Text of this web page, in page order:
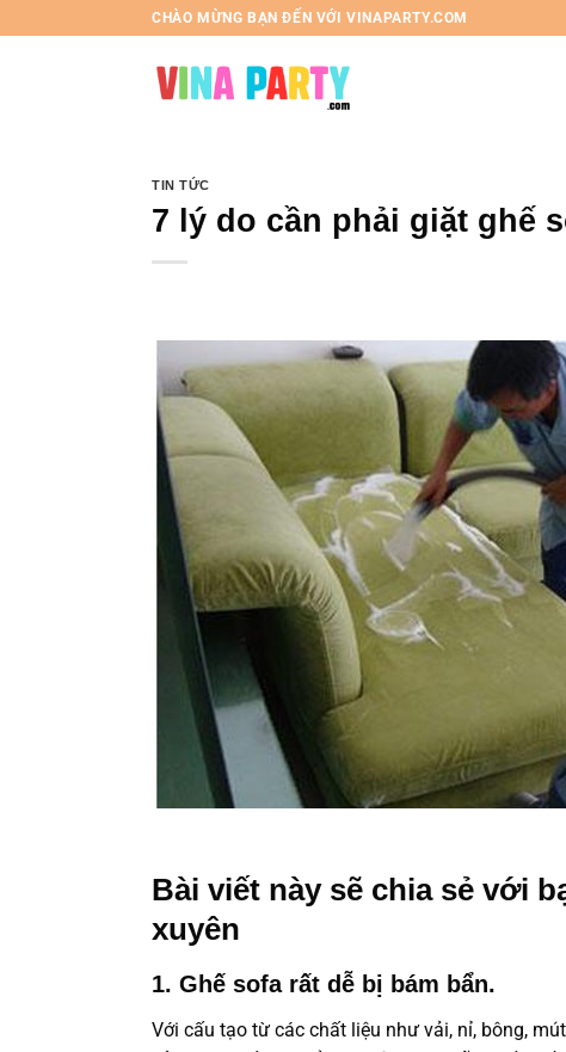
đến
CHÀO MỪNG BẠN ĐẾN VỚI VINAPARTY.COM
TIN TỨC
7 lý do cần phải giặt ghế
Bài viết này sẽ chia sẻ với
xuyên
1. Ghế sofa rất dễ bị bám bẩn.
Với cấu tạo từ các chất liệu như vải, nỉ, bông,